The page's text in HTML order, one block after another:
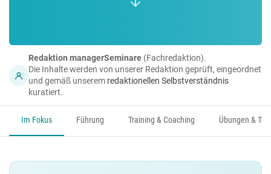
Redaktion managerSeminare (Fachredaktion).
Die Inhalte werden von unserer Redaktion geprüft, eingeordnet
und gemäß unserem redaktionellen Selbstverständnis
kuratiert.
Im Fokus Führung Training & Coaching Übungen &